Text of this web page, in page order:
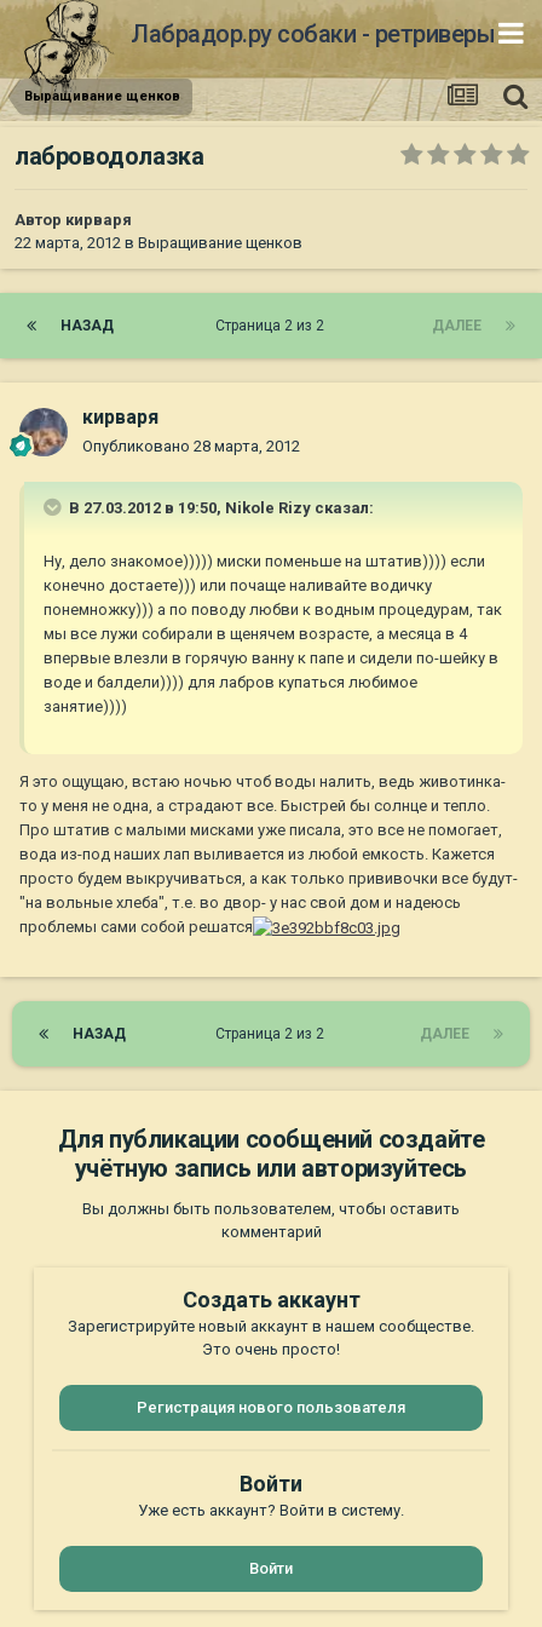
Лабрадор.ру собаки - ретриверы
Выращивание щенков
лаброводолазка
Автор кирваря
22 марта, 2012 в Выращивание щенков
НАЗАД ДАЛЕЕ
Страница 2 из 2
кирваря
Опубликовано 28 марта, 2012
В 27.03.2012 в 19:50, Nikole Rizy сказал:
Ну, дело знакомое))))) миски поменьше на штатив)))) если
конечно достаете))) или почаще наливайте водичку
понемножку))) а по поводу любви к водным процедурам, так
мы все лужи собирали в щенячем возрасте, а месяца в 4
впервые влезли в горячую ванну к папе и сидели по-шейку в
воде и балдели)))) для лабров купаться любимое
занятие))))
Я это ощущаю, встаю ночью чтоб воды налить, ведь животинка-
то у меня не одна, а страдают все. Быстрей бы солнце и тепло.
Про штатив с малыми мисками уже писала, это все не помогает,
вода из-под наших лап выливается из любой емкость. Кажется
просто будем выкручиваться, а как только прививочки все будут-
"на вольные хлеба", т.е. во двор- у нас свой дом и надеюсь
проблемы сами собой решатся
НАЗАД ДАЛЕЕ
Страница 2 из 2
Для публикации сообщений создайте
учётную запись или авторизуйтесь
Вы должны быть пользователем, чтобы оставить
комментарий
Создать аккаунт
Зарегистрируйте новый аккаунт в нашем сообществе.
Это очень просто!
Регистрация нового пользователя
Войти
Уже есть аккаунт? Войти в систему.
Войти